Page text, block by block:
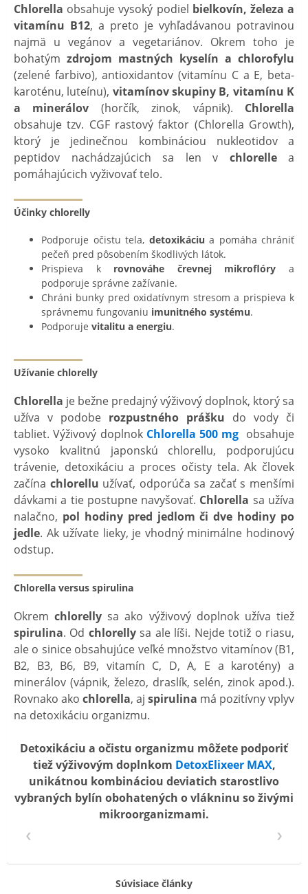
Chlorella obsahuje vysoký podiel bielkovín, železa a
vitamínu B12, a preto je vyhľadávanou potravinou
najmä u vegánov a vegetariánov. Okrem toho je
bohatým zdrojom mastných kyselín a chlorofylu
(zelené farbivo), antioxidantov (vitamínu C a E, beta-
karoténu, luteínu), vitamínov skupiny B, vitamínu K
a minerálov (horčík, zinok, vápnik). Chlorella
obsahuje tzv. CGF rastový faktor (Chlorella Growth),
ktorý je jedinečnou kombináciou nukleotidov a
peptidov nachádzajúcich sa len v chlorellea
pomáhajúcich vyživovať telo.
Účinky chlorelly
Podporuje očistu tela, detoxikáciu a pomáha chrániť
pečeň pred pôsobením škodlivých látok.
Prispieva k rovnováhe črevnej mikroflóry a
podporuje správne zažívanie.
Chráni bunky pred oxidatívnym stresom a prispieva k
správnemu fungovaniu imunitného systému.
Podporuje vitalitu a energiu.
Užívanie chlorelly
Chlorella je bežne predajný výživový doplnok, ktorý sa
užíva v podobe rozpustného prášku do vody či
tabliet. Výživový doplnok Chlorella 500 mg obsahuje
vysoko kvalitnú japonskú chlorellu, podporujúcu
trávenie, detoxikáciu a proces očisty tela. Ak človek
začína chlorellu užívať, odporúča sa začať s menšími
dávkami a tie postupne navyšovať. Chlorella sa užíva
nalačno, pol hodiny pred jedlom či dve hodiny po
jedle. Ak užívate lieky, je vhodný minimálne hodinový
odstup.
Chlorella versus spirulina
Okremchlorelly sa ako výživový doplnok užíva tiež
spirulina. Od chlorellysa ale líši. Nejde totiž o riasu,
ale o sinice obsahujúce veľké množstvo vitamínov (B1,
B2, B3, B6, B9, vitamín C, D, A, E a karotény) a
minerálov (vápnik, železo, draslík, selén, zinok apod.).
Rovnako ako chlorella, aj spirulina má pozitívny vplyv
na detoxikáciu organizmu.
Detoxikáciu a očistu organizmu môžete podporiť
tiež výživovým doplnkom DetoxElixeer MAX,
unikátnou kombináciou deviatich starostlivo
vybraných bylín obohatených o vlákninu so živými
mikroorganizmami.
Súvisiace články